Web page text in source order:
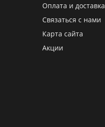
Оплата и доставка
Связаться с нами
Карта сайта
Акции